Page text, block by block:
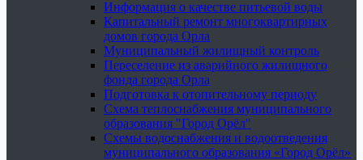
Информация о качестве питьевой воды
Капитальный ремонт многоквартирных
домов города Орла
Муниципальный жилищный контроль
Переселение из аварийного жилищного
фонда города Орла
Подготовка к отопительному периоду
Схема теплоснабжения муниципального
образования "Город Орёл"
Схемы водоснабжения и водоотведения
муниципального образования «Город Орёл»